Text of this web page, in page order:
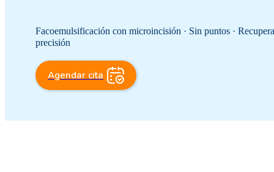
Facoemulsificación con microincisión · Sin puntos ·
precisión
Agendar cita